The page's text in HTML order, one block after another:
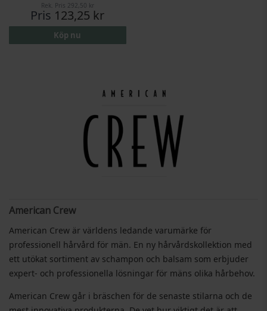
Rek. Pris 292,50 kr
Pris 123,25 kr
Köp nu
American Crew
American Crew är världens ledande varumärke för
professionell hårvård för män. En ny hårvårdskollektion med
ett utökat sortiment av schampon och balsam som erbjuder
expert- och professionella lösningar för mäns olika hårbehov.
American Crew går i bräschen för de senaste stilarna och de